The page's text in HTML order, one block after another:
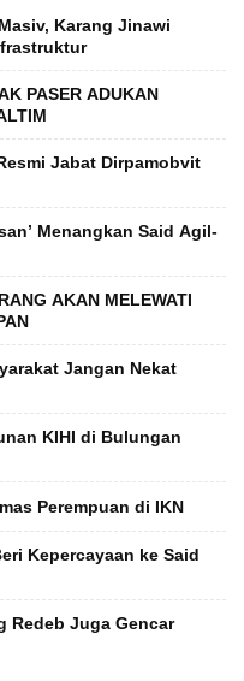
Karang Jinawi
PASER ADUKAN
Jabat Dirpamobvit
Menangkan Said Agil-
AKAN MELEWATI
Jangan Nekat
KIHI di Bulungan
Perempuan di IKN
Kepercayaan ke Said
Redeb Juga Gencar